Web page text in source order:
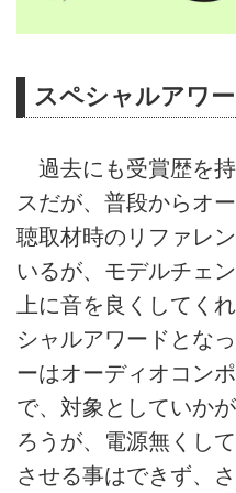
スペシャルアワ
過去にも受賞歴を
スだが、普段からオ
聴取材時のリファレ
いるが、モデルチェ
上に音を良くしてく
シャルアワードとな
ーはオーディオコン
で、対象としていか
ろうが、電源無くし
させる事はできず、